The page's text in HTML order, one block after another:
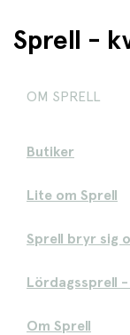
Sprell -
OM SPRELL
Butiker
Lite om Sprell
Sprell bryr sig
Lördagssprell
Om Sprell